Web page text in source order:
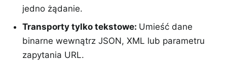
jedno żądanie.
Transporty tylko tekstowe: Umieść dane
binarne wewnątrz JSON, XML lub parametru
zapytania URL.